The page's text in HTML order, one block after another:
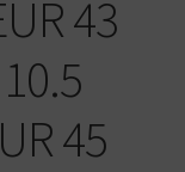
43
45